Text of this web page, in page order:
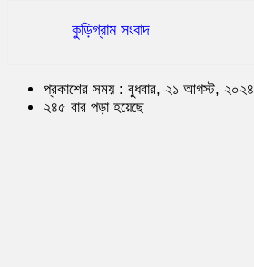
কুড়িগ্রাম সংবাদ
প্রকাশের সময় : বুধবার, ২১ আগস্ট, ২০২৪
২৪৫ বার পড়া হয়েছে